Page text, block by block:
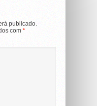
publicado.
com *